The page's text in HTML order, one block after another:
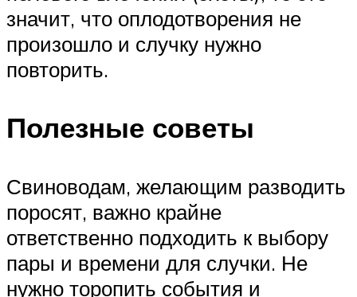
значит, что оплодотворения не
произошло и случку нужно
повторить.
Полезные советы
Свиноводам, желающим разводить
поросят, важно крайне
ответственно подходить к выбору
пары и времени для случки. Не
нужно торопить события и